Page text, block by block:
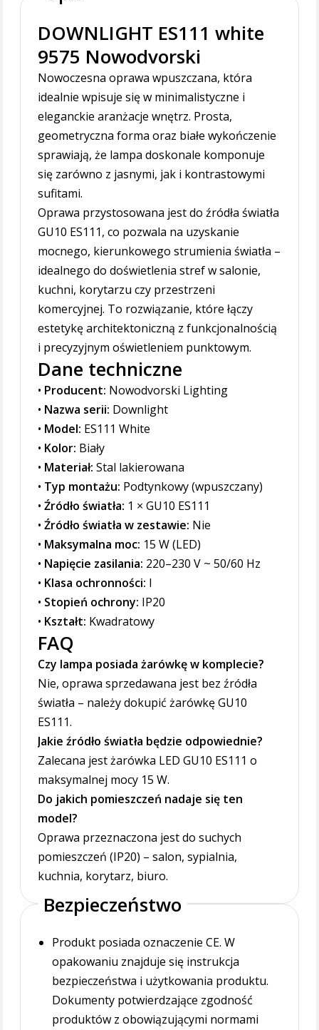
DOWNLIGHT ES111 white
9575 Nowodvorski
Nowoczesna oprawa wpuszczana, która
idealnie wpisuje się w minimalistyczne i
eleganckie aranżacje wnętrz. Prosta,
geometryczna forma oraz białe wykończenie
sprawiają, że lampa doskonale komponuje
się zarówno z jasnymi, jak i kontrastowymi
sufitami.
Oprawa przystosowana jest do źródła światła
GU10 ES111, co pozwala na uzyskanie
mocnego, kierunkowego strumienia światła –
idealnego do doświetlenia stref w salonie,
kuchni, korytarzu czy przestrzeni
komercyjnej. To rozwiązanie, które łączy
estetykę architektoniczną z funkcjonalnością
i precyzyjnym oświetleniem punktowym.
Dane techniczne
• Producent: Nowodvorski Lighting
• Nazwa serii: Downlight
• Model: ES111 White
• Kolor: Biały
• Materiał: Stal lakierowana
• Typ montażu: Podtynkowy (wpuszczany)
•Źródło światła: 1 × GU10 ES111
•Źródło światła w zestawie: Nie
• Maksymalna moc: 15 W (LED)
• Napięcie zasilania: 220–230 V ~ 50/60 Hz
• Klasa ochronności: I
• Stopień ochrony: IP20
• Kształt: Kwadratowy
FAQ
Czy lampa posiada żarówkę w komplecie?
Nie, oprawa sprzedawana jest bez źródła
światła – należy dokupić żarówkę GU10
ES111.
Jakie źródło światła będzie odpowiednie?
Zalecana jest żarówka LED GU10 ES111 o
maksymalnej mocy 15 W.
Do jakich pomieszczeń nadaje się ten
model?
Oprawa przeznaczona jest do suchych
pomieszczeń (IP20) – salon, sypialnia,
kuchnia, korytarz, biuro.
Bezpieczeństwo
Produkt posiada oznaczenie CE. W
opakowaniu znajduje się instrukcja
bezpieczeństwa i użytkowania produktu.
Dokumenty potwierdzające zgodność
produktów z obowiązującymi normami